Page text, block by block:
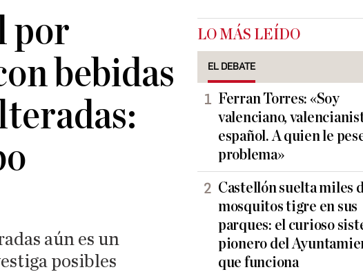
por
bebidas
aún es un
posibles
LO MÁS LEÍDO
EL DEBATE
Ferran Torres: «Soy
valenciano,
español. A quien le
problema»
Castellón suelta miles
mosquitos tigre en sus
parques: el curioso
pionero del
que funciona